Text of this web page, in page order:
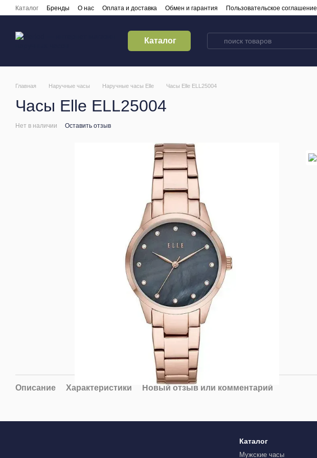
Перейти к основному контенту
Каталог Бренды О нас Оплата и доставка Обмен и гарантия Пользовательское соглашение
Каталог
Главная Наручные часы Наручные часы Elle Часы Elle ELL25004
Часы Elle ELL25004
Нет в наличии Оставить отзыв
Описание Характеристики Новый отзыв или комментарий
Каталог
Мужские часы